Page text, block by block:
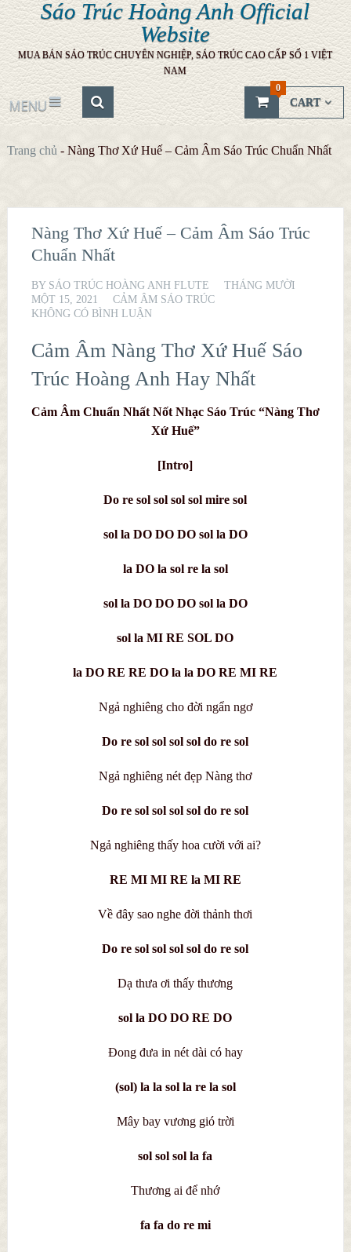
Sáo Trúc Hoàng Anh Official
Website
MUA BÁN SÁO TRÚC CHUYÊN NGHIỆP, SÁO TRÚC CAO CẤP SỐ 1 VIỆT
NAM
MENU CART
0
Trang chủ - Nàng Thơ Xứ Huế – Cảm Âm Sáo Trúc Chuẩn Nhất
Nàng Thơ Xứ Huế – Cảm Âm Sáo Trúc
Chuẩn Nhất
BY SÁO TRÚC HOÀNG ANH FLUTE
THÁNG MƯỜI
MỘT 15, 2021
CẢM ÂM SÁO TRÚC
KHÔNG CÓ BÌNH LUẬN
Cảm Âm Nàng Thơ Xứ Huế Sáo
Trúc Hoàng Anh Hay Nhất
Cảm Âm Chuẩn Nhất Nốt Nhạc Sáo Trúc “Nàng Thơ
Xứ Huế”
[Intro]
Do re sol sol sol sol mire sol
sol la DO DO DO sol la DO
la DO la sol re la sol
sol la DO DO DO sol la DO
sol la MI RE SOL DO
la DO RE RE DO la la DO RE MI RE
Ngả nghiêng cho đời ngẩn ngơ
Do re sol sol sol sol do re sol
Ngả nghiêng nét đẹp Nàng thơ
Do re sol sol sol sol do re sol
Ngả nghiêng thấy hoa cười với ai?
RE MI MI RE la MI RE
Về đây sao nghe đời thảnh thơi
Do re sol sol sol sol do re sol
Dạ thưa ơi thấy thương
sol la DO DO RE DO
Đong đưa in nét dài có hay
(sol) la la sol la re la sol
Mây bay vương gió trời
sol sol sol la fa
Thương ai để nhớ
fa fa do re mi